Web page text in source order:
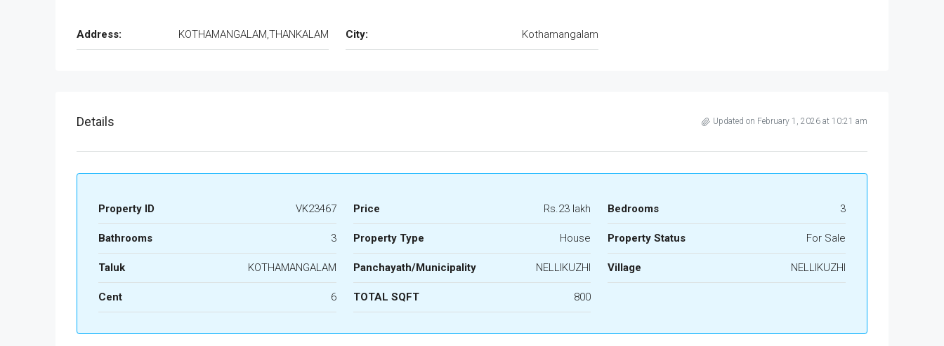
Address: KOTHAMANGALAM,THANKALAM City: Kothamangalam
Details Updated on February 1, 2026 at 10:21 am
Property ID VK23467 Price Rs.23 lakh Bedrooms 3
Bathrooms 3 Property Type House Property Status For Sale
Taluk KOTHAMANGALAM Panchayath/Municipality NELLIKUZHI Village NELLIKUZHI
Cent 6 TOTAL SQFT 800